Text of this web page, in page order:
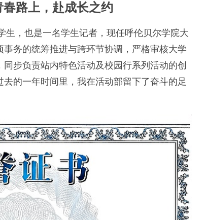
路上，赴成长之约
生，也是一名学生记者，现任呼伦贝尔学院大
务的统筹推进与跨环节协调，严格审核大学
步负责站内特色活动及校园行系列活动的创
的一年时间里，我在活动部留下了奋斗的足